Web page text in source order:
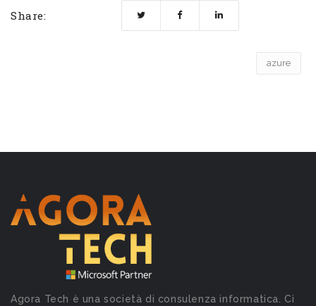
Share:
azure
Agora Tech è una società di consulenza informatica. Ci